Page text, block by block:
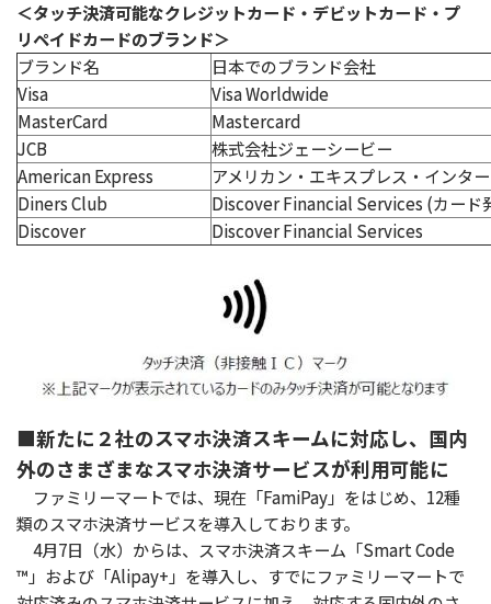
＜タッチ決済可能なクレジットカード・デビットカード・プ
リペイドカードのブランド＞
ブランド名
日本でのブランド会社
Visa
Visa Worldwide
MasterCard
Mastercard
JCB
株式会社ジェーシービー
American Express
アメリカン・エキスプレス・インタ
Diners Club
Discover Financial Services (カード
Discover
Discover Financial Services
■新たに２社のスマホ決済スキームに対応し、国内
外のさまざまなスマホ決済サービスが利用可能に
ファミリーマートでは、現在「FamiPay」をはじめ、12種
類のスマホ決済サービスを導入しております。
4月7日（水）からは、スマホ決済スキーム「Smart Code
™」および「Alipay+」を導入し、すでにファミリーマートで